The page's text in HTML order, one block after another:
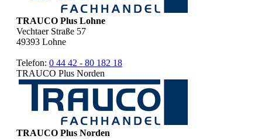
TRAUCO Plus Lohne
Vechtaer Straße 57
49393 Lohne
Telefon: 0 44 42 - 80 182 18
TRAUCO Plus Norden
TRAUCO Plus Norden